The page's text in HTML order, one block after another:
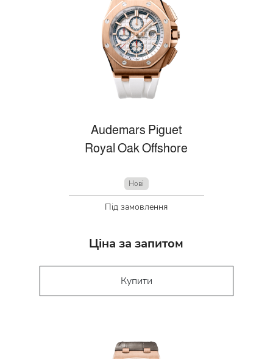
Audemars Piguet
Royal Oak Offshore
Нові
Під замовлення
Ціна за запитом
Купити